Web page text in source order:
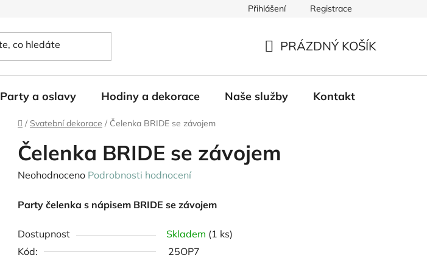
Přihlášení Registrace
KOŠÍK
PRÁZDNÝ KOŠÍK
Party a oslavy Hodiny a dekorace Naše služby Kontakt
Domů
/ Svatební dekorace / Čelenka BRIDE se závojem
Čelenka BRIDE se závojem
Průměrné
produktu
0,0
z
Neohodnoceno Podrobnosti hodnocení
Party čelenka s nápisem BRIDE se závojem
Dostupnost Skladem (1 ks)
Kód:
25OP7